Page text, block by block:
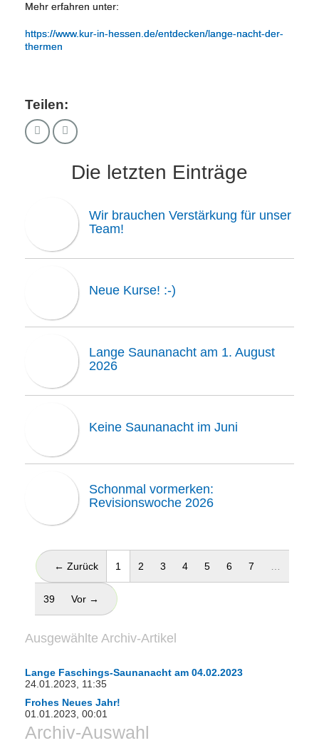
Mehr erfahren unter:
https://www.kur-in-hessen.de/entdecken/lange-nacht-der-
thermen
Teilen:
Die letzten Einträge
Wir brauchen Verstärkung für unser
Team!
Neue Kurse! :-)
Lange Saunanacht am 1. August
2026
Keine Saunanacht im Juni
Schonmal vormerken:
Revisionswoche 2026
← Zurück 1 (aktuell)
2 3 4 5 6 7
39 Vor →
Ausgewählte Archiv-Artikel
Lange Faschings-Saunanacht am 04.02.2023
24.01.2023, 11:35
Frohes Neues Jahr!
01.01.2023, 00:01
Archiv-Auswahl